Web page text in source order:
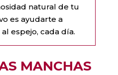
natural de tu
es ayudarte a
espejo, cada día.
MANCHAS